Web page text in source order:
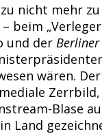
nicht mehr zu
beim
und der
wären.
Blase
Land